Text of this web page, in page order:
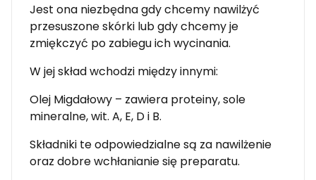
Jest ona niezbędna gdy chcemy nawilżyć
przesuszone skórki lub gdy chcemy je
zmiękczyć po zabiegu ich wycinania.
W jej skład wchodzi między innymi:
Olej Migdałowy – zawiera proteiny, sole
mineralne, wit. A, E, D i B.
Składniki te odpowiedzialne są za nawilżenie
oraz dobre wchłanianie się preparatu.